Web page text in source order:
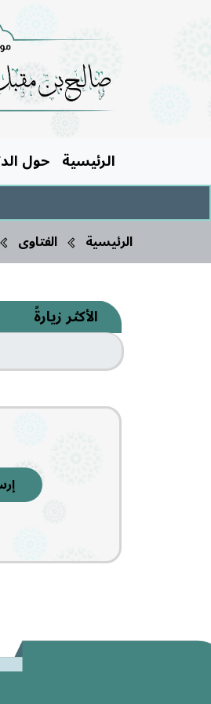
الرئيسية حول
الرئيسية الفتاوى
الأكثر زيارةً